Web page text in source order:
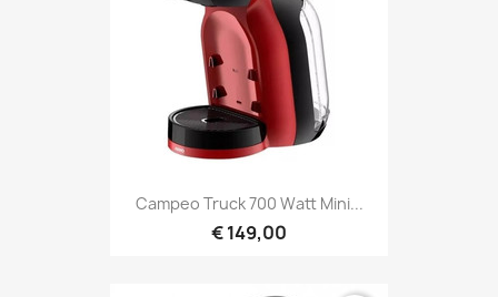
Campeo Truck 700 Watt Mini...
€ 149,00